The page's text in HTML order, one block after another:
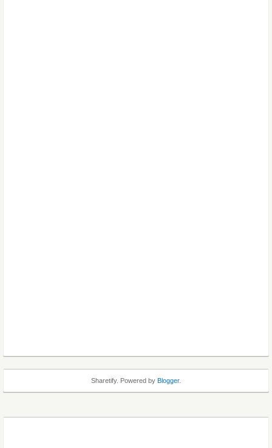
Sharetify. Powered by Blogger.